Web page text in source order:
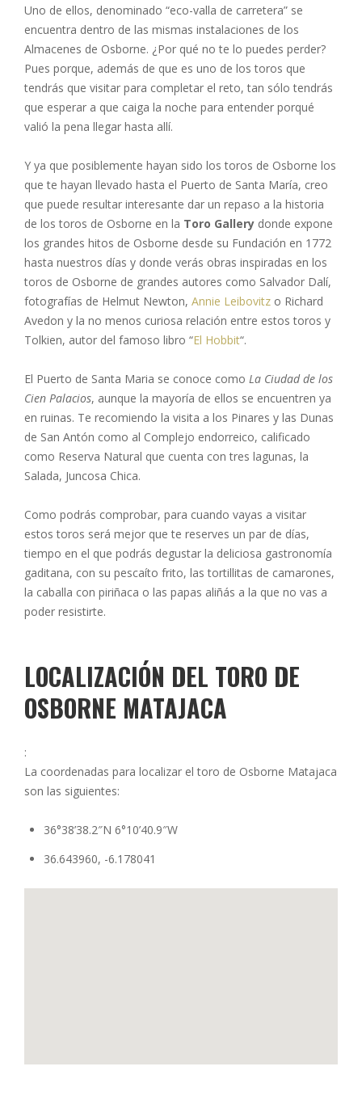
Uno de ellos, denominado “eco-valla de carretera” se
encuentra dentro de las mismas instalaciones de los
Almacenes de Osborne. ¿Por qué no te lo puedes perder?
Pues porque, además de que es uno de los toros que
tendrás que visitar para completar el reto, tan sólo tendrás
que esperar a que caiga la noche para entender porqué
valió la pena llegar hasta allí.
Y ya que posiblemente hayan sido los toros de Osborne los
que te hayan llevado hasta el Puerto de Santa María, creo
que puede resultar interesante dar un repaso a la historia
de los toros de Osborne en la Toro Gallery donde expone
los grandes hitos de Osborne desde su Fundación en 1772
hasta nuestros días y donde verás obras inspiradas en los
toros de Osborne de grandes autores como Salvador Dalí,
fotografías de Helmut Newton, Annie Leibovitz o Richard
Avedon y la no menos curiosa relación entre estos toros y
Tolkien, autor del famoso libro “El Hobbit“.
El Puerto de Santa Maria se conoce como La Ciudad de los
Cien Palacios, aunque la mayoría de ellos se encuentren ya
en ruinas. Te recomiendo la visita a los Pinares y las Dunas
de San Antón como al Complejo endorreico, calificado
como Reserva Natural que cuenta con tres lagunas, la
Salada, Juncosa Chica.
Como podrás comprobar, para cuando vayas a visitar
estos toros será mejor que te reserves un par de días,
tiempo en el que podrás degustar la deliciosa gastronomía
gaditana, con su pescaíto frito, las tortillitas de camarones,
la caballa con piriñaca o las papas aliñás a la que no vas a
poder resistirte.
LOCALIZACIÓN DEL TORO DE
OSBORNE MATAJACA
:
La coordenadas para localizar el toro de Osborne Matajaca
son las siguientes:
36°38’38.2″N 6°10’40.9″W
36.643960, -6.178041